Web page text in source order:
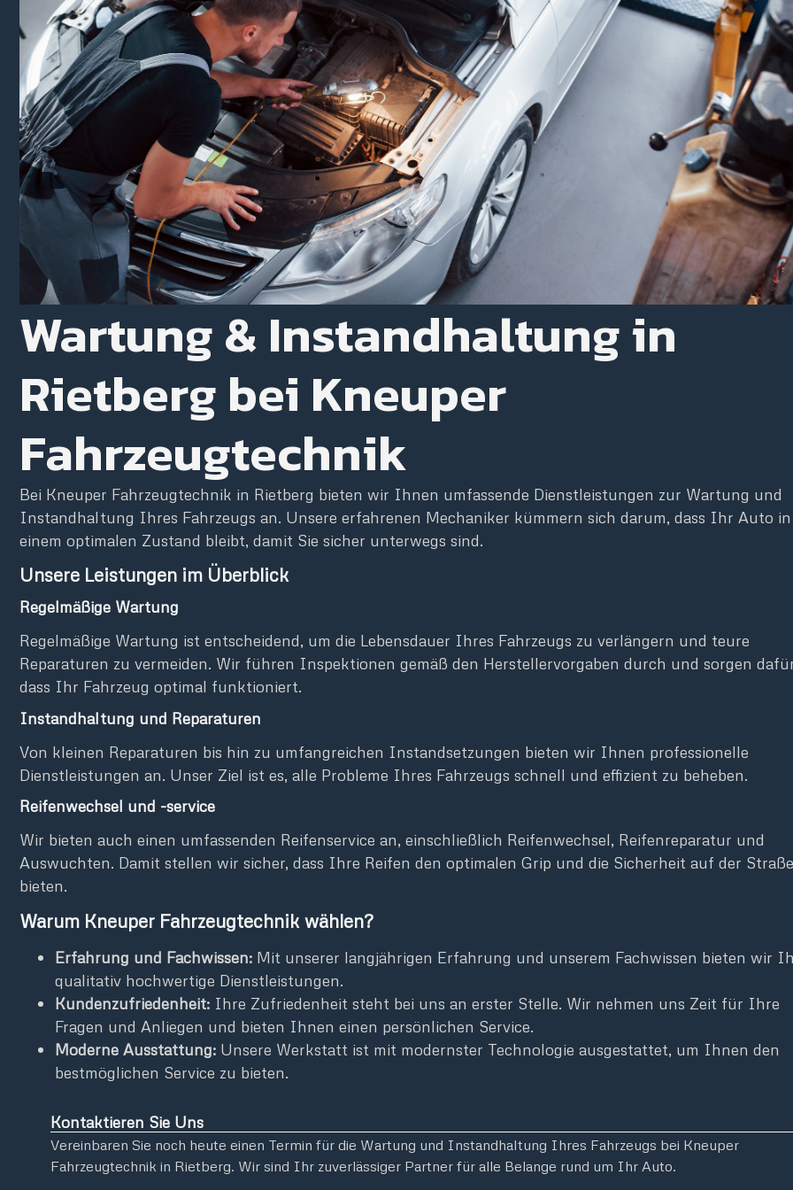
Wartung & Instandhaltung in
Rietberg bei Kneuper
Fahrzeugtechnik
Bei Kneuper Fahrzeugtechnik in Rietberg bieten wir Ihnen umfassende Dienstleistungen zur Wartung und
Instandhaltung Ihres Fahrzeugs an. Unsere erfahrenen Mechaniker kümmern sich darum, dass Ihr Auto in
einem optimalen Zustand bleibt, damit Sie sicher unterwegs sind.
Unsere Leistungen im Überblick
Regelmäßige Wartung
Regelmäßige Wartung ist entscheidend, um die Lebensdauer Ihres Fahrzeugs zu verlängern und teure
Reparaturen zu vermeiden. Wir führen Inspektionen gemäß den Herstellervorgaben durch und sorgen
dass Ihr Fahrzeug optimal funktioniert.
Instandhaltung und Reparaturen
Von kleinen Reparaturen bis hin zu umfangreichen Instandsetzungen bieten wir Ihnen professionelle
Dienstleistungen an. Unser Ziel ist es, alle Probleme Ihres Fahrzeugs schnell und effizient zu beheben.
Reifenwechsel und -service
Wir bieten auch einen umfassenden Reifenservice an, einschließlich Reifenwechsel, Reifenreparatur und
Auswuchten. Damit stellen wir sicher, dass Ihre Reifen den optimalen Grip und die Sicherheit auf der Straße
bieten.
Warum Kneuper Fahrzeugtechnik wählen?
Erfahrung und Fachwissen: Mit unserer langjährigen Erfahrung und unserem Fachwissen bieten wir
qualitativ hochwertige Dienstleistungen.
Kundenzufriedenheit: Ihre Zufriedenheit steht bei uns an erster Stelle. Wir nehmen uns Zeit für Ihre
Fragen und Anliegen und bieten Ihnen einen persönlichen Service.
Moderne Ausstattung: Unsere Werkstatt ist mit modernster Technologie ausgestattet, um Ihnen den
bestmöglichen Service zu bieten.
Kontaktieren Sie Uns
Vereinbaren Sie noch heute einen Termin für die Wartung und Instandhaltung Ihres Fahrzeugs bei Kneuper
Fahrzeugtechnik in Rietberg. Wir sind Ihr zuverlässiger Partner für alle Belange rund um Ihr Auto.